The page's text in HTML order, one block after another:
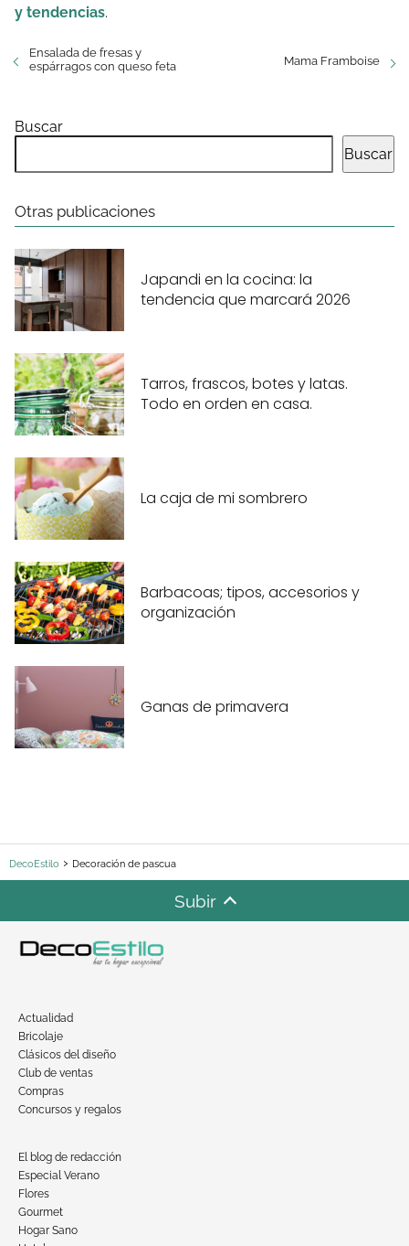
y tendencias.
Ensalada de fresas y
espárragos con queso feta
Mama Framboise
Buscar
Buscar
Otras publicaciones
Japandi en la cocina: la
tendencia que marcará 2026
Tarros, frascos, botes y latas.
Todo en orden en casa.
La caja de mi sombrero
Barbacoas; tipos, accesorios y
organización
Ganas de primavera
DecoEstilo Decoración de pascua
Subir
Actualidad
Bricolaje
Clásicos del diseño
Club de ventas
Compras
Concursos y regalos
El blog de redacción
Especial Verano
Flores
Gourmet
Hogar Sano